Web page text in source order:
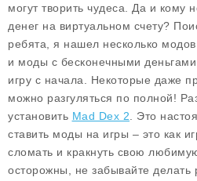
могут творить чудеса. Да и кому
денег на виртуальном счету?
ребята, я нашел несколько
и моды с бесконечными деньгами
игру с начала. Некоторые даже
можно разгуляться по полной!
установить Mad Dex 2 . Это
ставить моды на игры – это как
сломать и кракнуть свою
осторожны, не забывайте делать